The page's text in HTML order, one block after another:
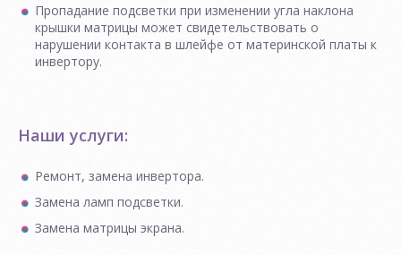
Пропадание подсветки при изменении угла наклона
крышки матрицы может свидетельствовать о
нарушении контакта в шлейфе от материнской платы к
инвертору.
Наши услуги:
Ремонт, замена инвертора.
Замена ламп подсветки.
Замена матрицы экрана.